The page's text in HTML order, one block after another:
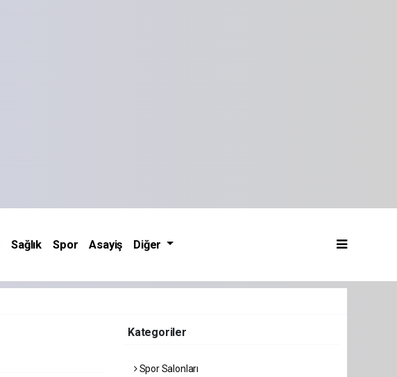
Sağlık Spor Asayiş Diğer
Kategoriler
Spor Salonları